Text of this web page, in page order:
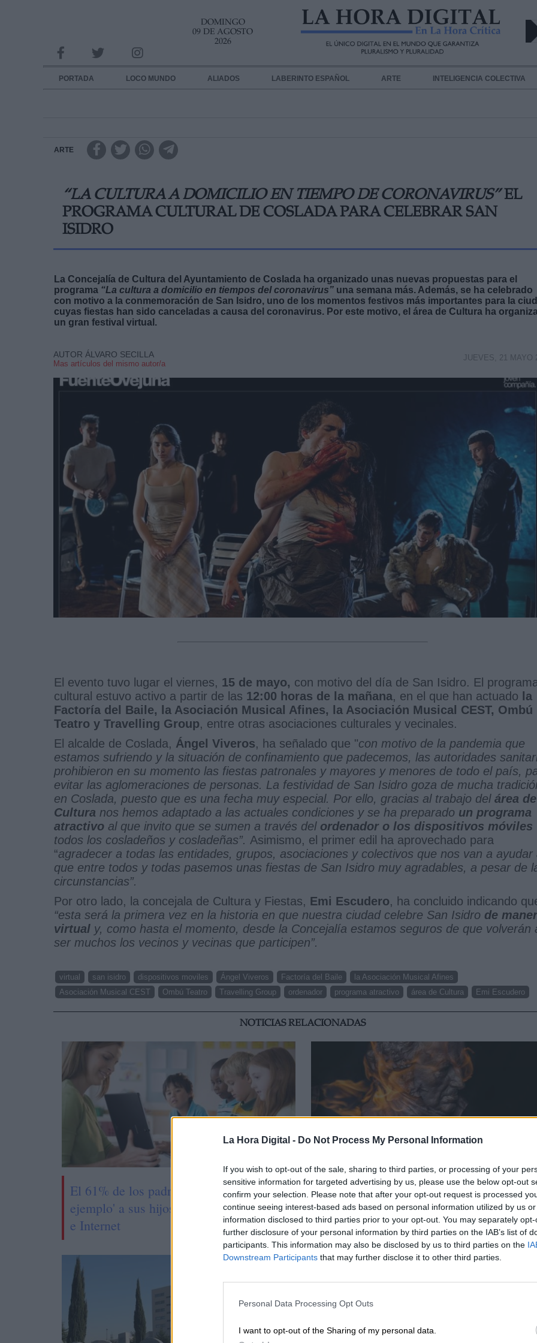
La Hora Digital - Do Not Process My Personal Information
If you wish to opt-out of the sale, sharing to third parties, or processing of your
sensitive information for targeted advertising by us, please use the below opt-out
confirm your selection. Please note that after your opt-out request is processed
continue seeing interest-based ads based on personal information utilized by us
information disclosed to third parties prior to your opt-out. You may separately
further disclosure of your personal information by third parties on the IAB’s list of
participants. This information may also be disclosed by us to third parties on the
Downstream Participants that may further disclose it to other third parties.
Personal Data Processing Opt Outs
I want to opt-out of the Sharing of my personal data.
DOMINGO
09 DE AGOSTO
2026
PORTADA LOCO MUNDO ALIADOS LABERINTO ESPAÑOL ARTE INTELIGENCIA COLECTIVA
ARTE
“LA CULTURA A DOMICILIO EN TIEMPO DE CORONAVIRUS” EL
PROGRAMA CULTURAL DE COSLADA PARA CELEBRAR SAN
ISIDRO
La Concejalía de Cultura del Ayuntamiento de Coslada ha organizado unas nuevas propuestas para el
programa “La cultura a domicilio en tiempos del coronavirus” una semana más. Además, se ha celebrado
con motivo a la conmemoración de San Isidro, uno de los momentos festivos más importantes para la
cuyas fiestas han sido canceladas a causa del coronavirus. Por este motivo, el área de Cultura ha
un gran festival virtual.
AUTOR ÁLVARO SECILLA
Mas artículos del mismo autor/a
JUEVES, 21 MAYO
El evento tuvo lugar el viernes, 15 de mayo, con motivo del día de San Isidro. El
cultural estuvo activo a partir de las 12:00 horas de la mañana, en el que han actuado la
Factoría del Baile, la Asociación Musical Afines, la Asociación Musical CEST, Ombú
Teatro y Travelling Group, entre otras asociaciones culturales y vecinales.
El alcalde de Coslada, Ángel Viveros, ha señalado que "con motivo de la pandemia que
estamos sufriendo y la situación de confinamiento que padecemos, las autoridades
prohibieron en su momento las fiestas patronales y mayores y menores de todo el país,
evitar las aglomeraciones de personas. La festividad de San Isidro goza de mucha
en Coslada, puesto que es una fecha muy especial. Por ello, gracias al trabajo del área de
Cultura nos hemos adaptado a las actuales condiciones y se ha preparado un programa
atractivo al que invito que se sumen a través del ordenador o los dispositivos móviles
todos los cosladeños y cosladeñas”. Asimismo, el primer edil ha aprovechado para
“agradecer a todas las entidades, grupos, asociaciones y colectivos que nos van a ayudar
que entre todos y todas pasemos unas fiestas de San Isidro muy agradables, a pesar de
circunstancias”.
Por otro lado, la concejala de Cultura y Fiestas, Emi Escudero, ha concluido indicando
“esta será la primera vez en la historia en que nuestra ciudad celebre San Isidro de
virtual y, como hasta el momento, desde la Concejalía estamos seguros de que volverán
ser muchos los vecinos y vecinas que participen”.
virtual san isidro dispositivos moviles Ángel Viveros Factoría del Baile
la Asociación Musical Afines
Asociación Musical CEST
Ombú Teatro Travelling Group ordenador programa atractivo área de Cultura Emi Escudero
NOTICIAS RELACIONADAS
El 61% de los padres reconocen 'no dar
ejemplo' a sus hijos en el uso del móvil
e Internet
Coslada inaugura la Semana del Cine
Español con la premiada en los Goya
Belén Sánchez – Arévalo
INFORMACION SOBRE LA PROTECCIÓN DE TUS DATOS
Responsable:
Destinatarios:
link
Información adicional
link